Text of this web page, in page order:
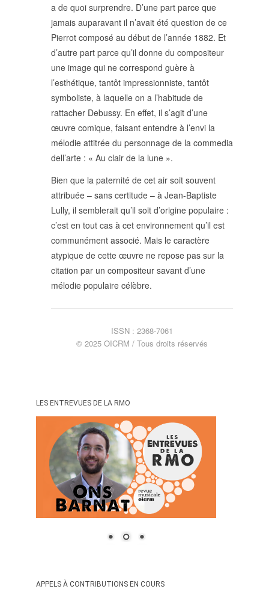
POLITIQUE ÉDITORIALE
LA RÉDACTION
COMITÉ DE LECTURE
PROTOCOLE DE
SOUMISSION
PROCHAINS NUMÉROS
INDEXATION
MENTIONS LÉGALES,
CRÉDITS & CGU
NOUS CONTACTER
SUIVRE LA RMO
youtube
a de quoi surprendre. D’une part parce que
jamais auparavant il n’avait été question de ce
Pierrot composé au début de l’année 1882. Et
d’autre part parce qu’il donne du compositeur
une image qui ne correspond guère à
l’esthétique, tantôt impressionniste, tantôt
symboliste, à laquelle on a l’habitude de
rattacher Debussy. En effet, il s’agit d’une
œuvre comique, faisant entendre à l’envi la
mélodie attitrée du personnage de la commedia
dell’arte : « Au clair de la lune ».
Bien que la paternité de cet air soit souvent
attribuée – sans certitude – à Jean-Baptiste
Lully, il semblerait qu’il soit d’origine populaire :
c’est en tout cas à cet environnement qu’il est
communément associé. Mais le caractère
atypique de cette œuvre ne repose pas sur la
citation par un compositeur savant d’une
mélodie populaire célèbre.
ISSN : 2368-7061
© 2025 OICRM / Tous droits réservés
LES ENTREVUES DE LA RMO
APPELS À CONTRIBUTIONS EN COURS